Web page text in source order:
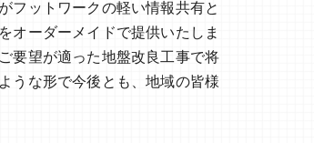
フットワークの軽い情報共有と
オーダーメイドで提供いたしま
要望が適った地盤改良工事で将
うな形で今後とも、地域の皆様